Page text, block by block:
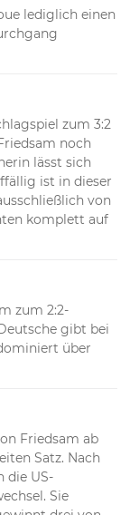
lediglich einen
zum 3:2
noch
lässt sich
ist in dieser
von
komplett auf
zum 2:2-
gibt bei
über
Friedsam ab
Satz. Nach
die US-
Sie